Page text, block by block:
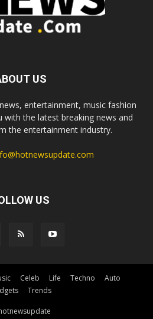
US
entertainment, music fashion
with the latest breaking news and
the entertainment industry.
US
Celeb Life Techno
Auto
Trends